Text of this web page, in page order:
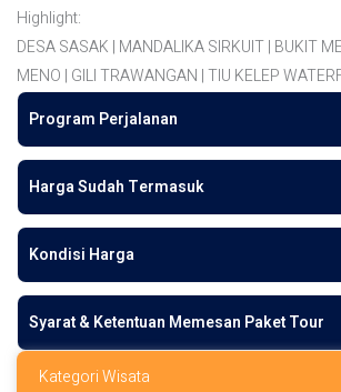
Highlight:
DESA SASAK | MANDALIKA SIRKUIT | BUKIT
MENO | GILI TRAWANGAN | TIU KELEP
Program Perjalanan
Harga Sudah Termasuk
Kondisi Harga
Syarat & Ketentuan Memesan Paket Tour
Kategori Wisata